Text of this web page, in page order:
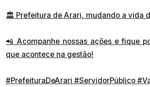
🏛 Prefeitura de Arari, mudando a vida
📲 Acompanhe nossas ações e fique
que acontece na gestão!
#PrefeituraDeArari #ServidorPúblico